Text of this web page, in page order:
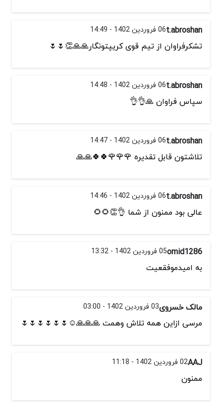
t.abroshan06 فروردین 1402 - 14:49
تشکرفراوان از تیم قوی کریپتونگار🙏🙏👏🌷🌷
t.abroshan06 فروردین 1402 - 14:48
سپاس فراوان 🙏👌👌
t.abroshan06 فروردین 1402 - 14:47
تلاشتون قابل تقدیره 🌹🌹🌹🍀🍀🙏🙏
t.abroshan06 فروردین 1402 - 14:46
عالی بود ممنون از شما 👌👏🌻🌻
omid128605 فروردین 1402 - 13:32
به امیدموفقعیت
مالک خسروی03 فروردین 1402 - 03:00
مرسی ازاین همه تلاش وهمت 🙏🙏🙏☺️🌷🌷🌷🌷🌷🌷
AAJ02 فروردین 1402 - 11:18
ممنون